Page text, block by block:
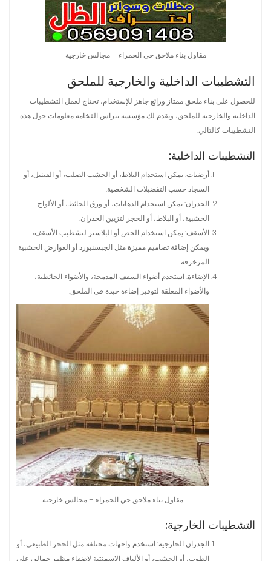
مقاول بناء ملاحق حي الحمراء – مجالس خارجية
التشطيبات الداخلية والخارجية للملحق
للحصول على بناء ملحق ممتاز ورائع جاهز للإستخدام، تحتاج لعمل التشطيبات
الداخلية والخارجية للملحق، وتقدم لك مؤسسة نبراس الفخامة معلومات حول هذه
التشطيبات كالتالي:
التشطيبات الداخلية:
أرضيات: يمكن استخدام البلاط، أو الخشب الصلب، أو الفينيل، أو
السجاد حسب التفضيلات الشخصية.
الجدران: يمكن استخدام الدهانات، أو ورق الحائط، أو الألواح
الخشبية، أو البلاط، أو الحجر لتزيين الجدران.
الأسقف: يمكن استخدام الجص أو البلاستر لتشطيب الأسقف،
ويمكن إضافة تصاميم مميزة مثل الجبسنبورد أو العوارض الخشبية
المزخرفة.
الإضاءة: استخدم أضواء السقف المدمجة، والأضواء الحائطية،
والأضواء المعلقة لتوفير إضاءة جيدة في الملحق.
مقاول بناء ملاحق حي الحمراء – مجالس خارجية
التشطيبات الخارجية:
الجدران الخارجية: استخدم واجهات مختلفة مثل الحجر الطبيعي، أو
الطوب، أو الخشب، أو الألياف الاسمنتية لإضفاء مظهر جمالي على